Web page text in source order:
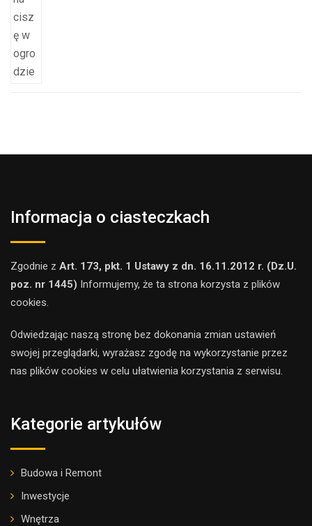
Informacja o ciasteczkach
Zgodnie z Art. 173, pkt. 1 Ustawy z dn. 16.11.2012 r. (Dz.U.
poz. nr 1445) Informujemy, że ta strona korzysta z plików
cookies.
Odwiedzając naszą stronę bez dokonania zmian ustawień
swojej przeglądarki, wyrażasz zgodę na wykorzystanie przez
nas plików cookies w celu ułatwienia korzystania z serwisu.
Kategorie artykułów
Budowa i Remont
Inwestycje
Wnętrza